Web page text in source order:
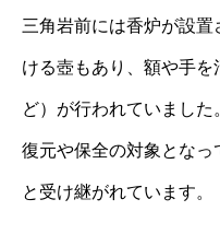
三角岩前には香炉が設
ける壺もあり、額や手
ど）が行われていまし
復元や保全の対象となっ
と受け継がれています。